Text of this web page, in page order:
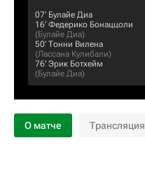
07‎’‎ Булайе Диа
16‎’‎ Федерико Бонаццоли
(Булайе Диа)
50‎’‎ Тонни Вилена
(Лассана Кулибали)
76‎’‎ Эрик Ботхейм
(Булайе Диа)
О матче Трансляция